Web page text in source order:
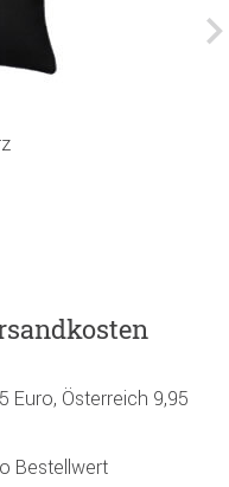
Euro, Österreich 9,95
Bestellwert